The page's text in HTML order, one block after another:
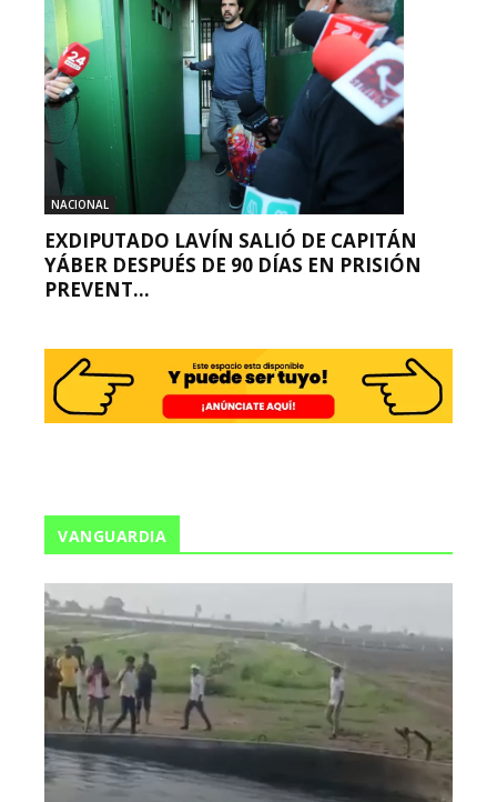
NACIONAL
EXDIPUTADO LAVÍN SALIÓ DE CAPITÁN
YÁBER DESPUÉS DE 90 DÍAS EN PRISIÓN
PREVENT...
VANGUARDIA